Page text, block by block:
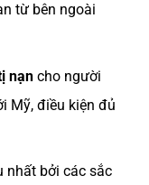
từ bên ngoài
nạncho người
Mỹ, điều kiện đủ
nhất bởi các sắc